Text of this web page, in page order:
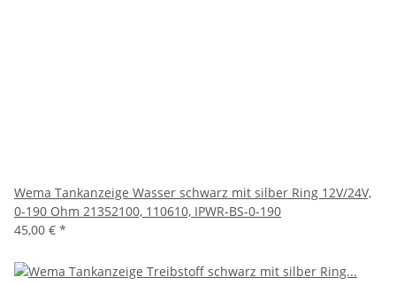
Wema Tankanzeige Wasser schwarz mit silber Ring 12V/24V,
0-190 Ohm 21352100, 110610, IPWR-BS-0-190
45,00 € *